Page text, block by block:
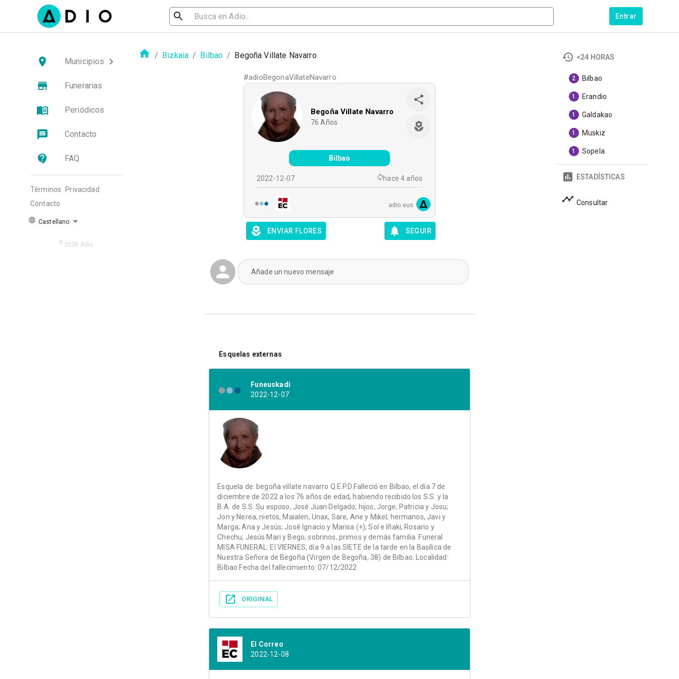
Entrar
Municipios
Funerarias
Periódicos
Contacto
FAQ
Términos
Privacidad
Contacto
Castellano
© 2026 Adio.
/ Bizkaia / Bilbao / Begoña Villate Navarro
#adioBegonaVillateNavarro
Begoña Villate Navarro
76 Años
Bilbao
2022-12-07 hace 4 años
adio.eus
ENVIAR FLORES SEGUIR
Añade un nuevo mensaje
Esquelas externas
Funeuskadi
2022-12-07
Esquela de: begoña villate navarro Q.E.P.D.Falleció en Bilbao, el día 7 de
diciembre de 2022 a los 76 años de edad, habiendo recibido los S.S. y la
B.A. de S.S. Su esposo, José Juan Delgado; hijos, Jorge; Patricia y Josu;
Jon y Nerea; nietos, Maialen, Unax, Sare, Ane y Mikel; hermanos, Javi y
Marga; Ana y Jesús; José Ignacio y Marisa (+); Sol e Iñaki; Rosario y
Chechu; Jesús Mari y Bego; sobrinos, primos y demás familia. Funeral
MISA FUNERAL: El VIERNES, día 9 a las SIETE de la tarde en la Basílica de
Nuestra Señora de Begoña (Virgen de Begoña, 38) de Bilbao. Localidad:
Bilbao Fecha del fallecimiento: 07/12/2022
ORIGINAL
El Correo
2022-12-08
<24 HORAS
2 Bilbao
1 Erandio
1 Galdakao
1 Muskiz
1 Sopela
ESTADÍSTICAS
Consultar